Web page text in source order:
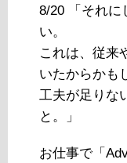
8/20 「それに
い。
これは、従来
いたからかも
工夫が足りな
と。」
お仕事で「